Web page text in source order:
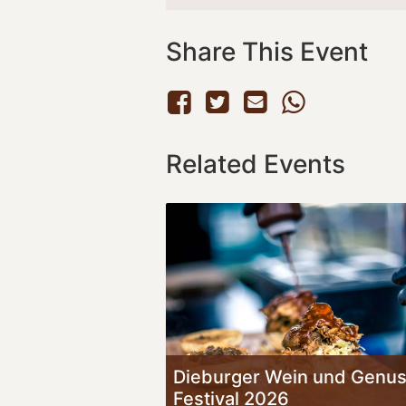
Share This Event
Related Events
Dieburger Wein und
Festival 2026